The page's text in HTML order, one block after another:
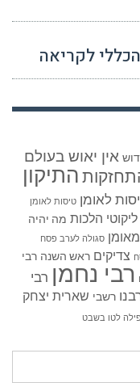
לקריאה
אין יאוש בעולם
התיקון
לאומן טיסות לאומן
ליקוטי הלכות מה יהיה
סגולה לערב פסח
צדיקים ראש השנה רבי
רבי נחמן רבי
רשבי שארית יצחק
לטו בשבט